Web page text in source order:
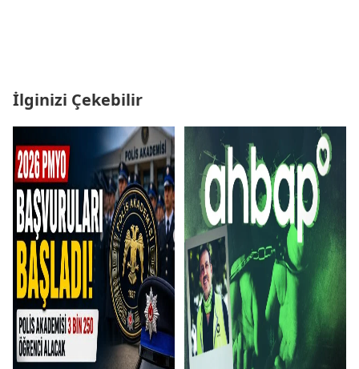
İlginizi Çekebilir